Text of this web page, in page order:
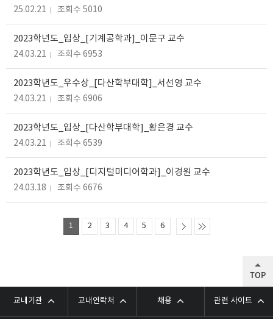
25.02.21 조회수 5010
2023학년도_입상_[기계공학과]_이문구 교수
24.03.21 조회수 6953
2023학년도_우수상_[다산학부대학]_서선영 교수
24.03.21 조회수 6906
2023학년도_입상_[다산학부대학]_황은경 교수
24.03.21 조회수 6539
2023학년도_입상_[디지털미디어학과]_이경원 교수
24.03.18 조회수 6676
1 2 3 4 5 6
교내기관 교내연락처 채용 관련 사이트
TOP